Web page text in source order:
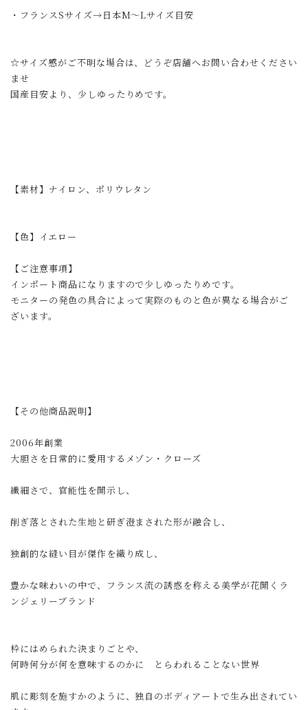
・フランスSサイズ→日本M〜Lサイズ目安
☆サイズ感がご不明な場合は、どうぞ店舗へお問い合わせください
ませ
国産目安より、少しゆったりめです。
【素材】ナイロン、ポリウレタン
【色】イエロー
【ご注意事項】
インポート商品になりますので少しゆったりめです。
モニターの発色の具合によって実際のものと色が異なる場合がご
ざいます。
【その他商品説明】
2006年創業
大胆さを日常的に愛用するメゾン・クローズ
繊細さで、官能性を開示し、
削ぎ落とされた生地と研ぎ澄まされた形が融合し、
独創的な縫い目が傑作を織り成し、
豊かな味わいの中で、フランス流の誘惑を称える美学が花開くラ
ンジェリーブランド
枠にはめられた決まりごとや、
何時何分が何を意味するのかに とらわれることない世界
肌に彫刻を施すかのように、独自のボディアートで生み出されてい